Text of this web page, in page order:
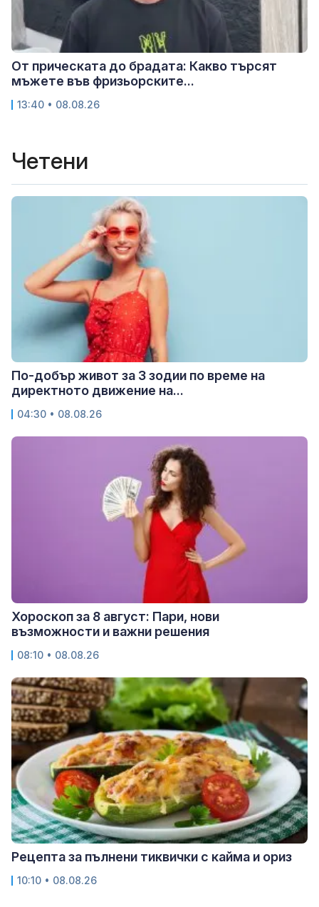
От прическата до брадата: Какво търсят
мъжете във фризьорските...
13:40 • 08.08.26
Четени
По-добър живот за 3 зодии по време на
директното движение на...
04:30 • 08.08.26
Хороскоп за 8 август: Пари, нови
възможности и важни решения
08:10 • 08.08.26
Рецепта за пълнени тиквички с кайма и ориз
10:10 • 08.08.26